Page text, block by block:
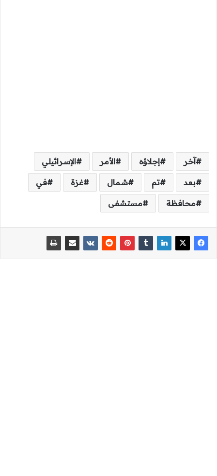
آخر إجلاؤه الأمر الإسرائيلي
بعد تم شمال غزة في
محافظة مستشفى